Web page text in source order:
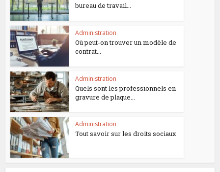
bureau de travail...
Administration
Où peut-on trouver un modèle de
contrat...
Administration
Quels sont les professionnels en
gravure de plaque...
Administration
Tout savoir sur les droits sociaux